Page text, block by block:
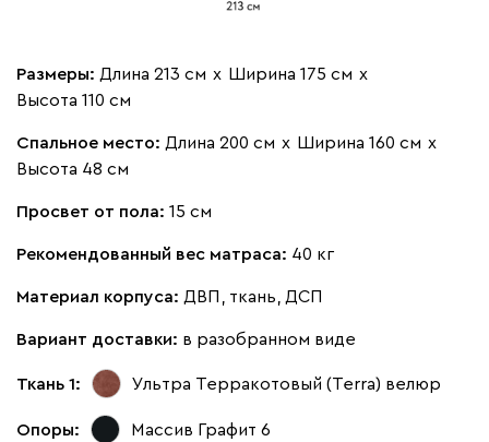
Размеры: Длина 213 см х Ширина 175 см х
Высота 110 см
Спальное место: Длина 200 см х Ширина 160 см х
Высота 48 см
Просвет от пола: 15 см
Рекомендованный вес матраса: 40 кг
Материал корпуса: ДВП, ткань, ДСП
Вариант доставки: в разобранном виде
Ткань 1: Ультра Терракотовый (Terra) велюр
Опоры: Массив Графит 6